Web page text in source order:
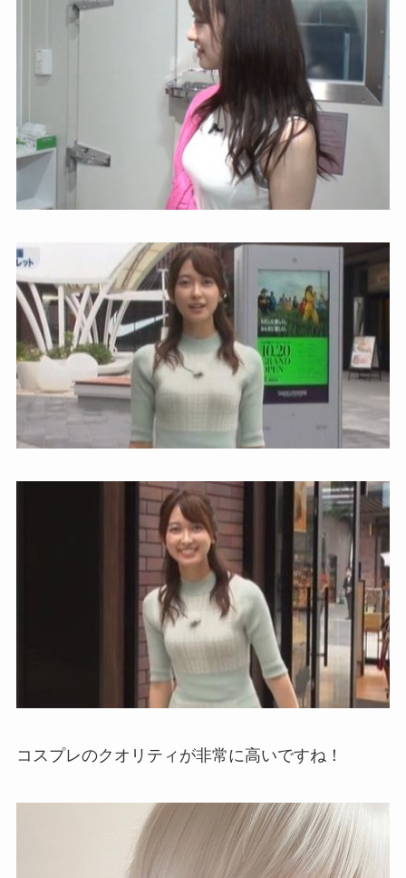
コスプレのクオリティが非常に高いですね！